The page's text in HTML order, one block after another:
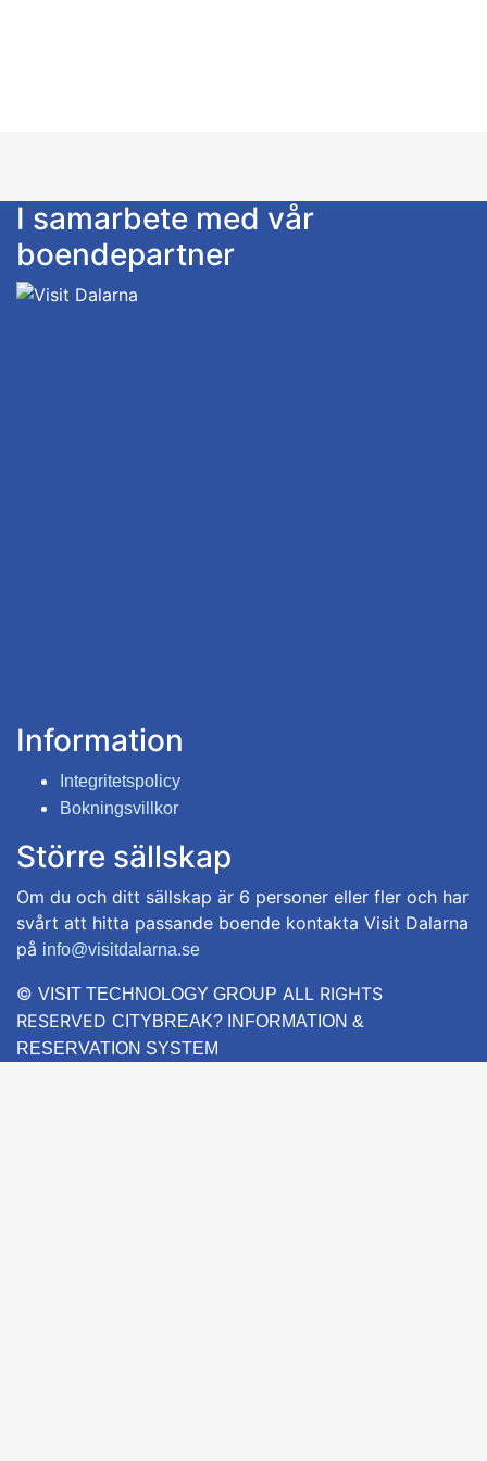
I samarbete med vår
boendepartner
Information
Integritetspolicy
Bokningsvillkor
Större sällskap
Om du och ditt sällskap är 6 personer eller fler och har
svårt att hitta passande boende kontakta Visit Dalarna
på info@visitdalarna.se
© VISIT TECHNOLOGY GROUP ALL RIGHTS
RESERVED CITYBREAK? INFORMATION &
RESERVATION SYSTEM